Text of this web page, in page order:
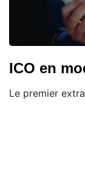
ICO en
Le premier